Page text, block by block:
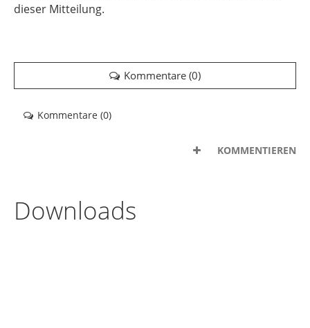
dieser Mitteilung.
Kommentare (0)
Kommentare (0)
KOMMENTIEREN
Downloads